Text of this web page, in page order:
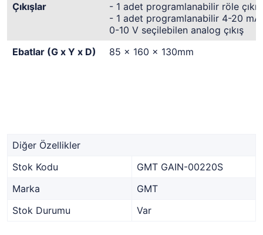
Çıkışlar
- 1 adet programlanabilir röle çıkış
- 1 adet programlanabilir 4-20 mA
0-10 V seçilebilen analog çıkış
Ebatlar (G x Y x D)
85 x 160 x 130mm
Diğer Özellikler
Stok Kodu
GMT GAIN-00220S
Marka
GMT
Stok Durumu
Var